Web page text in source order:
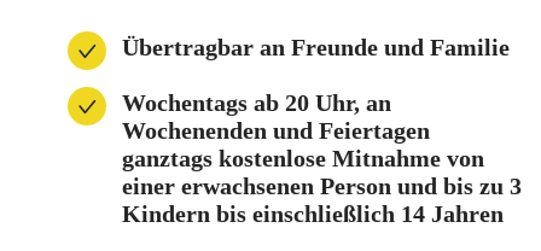
Übertragbar an Freunde und Familie
Wochentags ab 20 Uhr, an
Wochenenden und Feiertagen
ganztags kostenlose Mitnahme von
einer erwachsenen Person und bis zu 3
Kindern bis einschließlich 14 Jahren